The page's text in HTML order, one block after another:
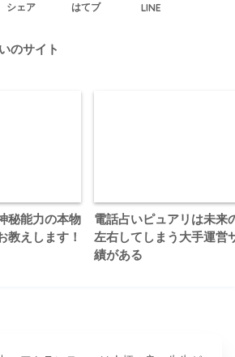
シェア はてブ LINE
のサイト
秘能力の本物
教えします！
電話占いピュアリは未来
左右してしまう大手運営
績がある